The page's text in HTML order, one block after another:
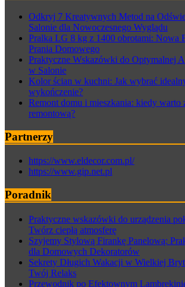
Odkryj 7 Kreatywnych Metod na
Salonie dla Nowoczesnego Wyglądu
Pralka LG 8 kg z 1400 obrotami: Nowa
Prania Domowego
Praktyczne Wskazówki do Optymalnej
w Salonie
Kolor ścian w kuchni: Jak wybrać
wykończenie?
Remont domu i mieszkania: kiedy warto
remontową?
Partnerzy
https://www.eldecor.com.pl/
https://www.gip.net.pl
Poradnik
Praktyczne wskazówki do urządzenia
Twórz ciepłą atmosferę
Szyjemy Stylową Firankę Panelową:
dla Domowych Dekoratorów
Sekrety Długich Wakacji w Wielkiej
Twój Relaks
Przewodnik po Efektownym